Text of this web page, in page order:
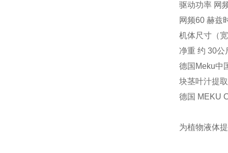
驱动功率 网
网频60 赫兹
机体尺寸（
净重 约 30公
德国Meku中
块茎叶汁提
德国 MEKU
为植物液体